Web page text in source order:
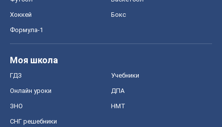
Хоккей Бокс
Формула-1
Моя школа
ГДЗ Учебники
Онлайн уроки ДПА
ЗНО НМТ
СНГ решебники